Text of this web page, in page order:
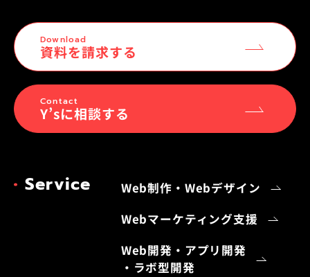
Download
資料を請求する
Contact
Y’sに相談する
Service
Web制作・Webデザイン
Webマーケティング支援
Web開発・アプリ開発
・ラボ型開発